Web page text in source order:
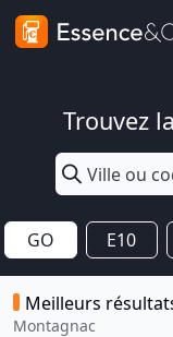
Trouvez
GO E10
Meilleurs
Montagnac